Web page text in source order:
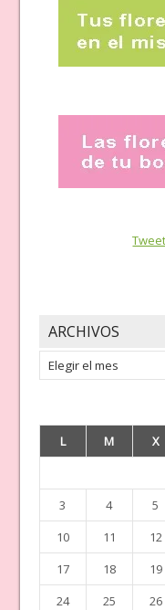
ARCHIVOS
Archivos
L
M X
3
4 5
10
11 12
17
18 19
24
25 26